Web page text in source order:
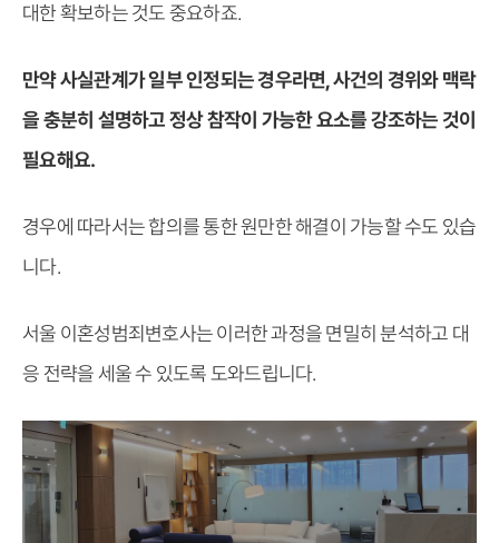
대한 확보하는 것도 중요하죠.
만약 사실관계가 일부 인정되는 경우라면, 사건의 경위와 맥락
을 충분히 설명하고 정상 참작이 가능한 요소를 강조하는 것이
필요해요.
경우에 따라서는 합의를 통한 원만한 해결이 가능할 수도 있습
니다.
서울 이혼성범죄변호사는 이러한 과정을 면밀히 분석하고 대
응 전략을 세울 수 있도록 도와드립니다.